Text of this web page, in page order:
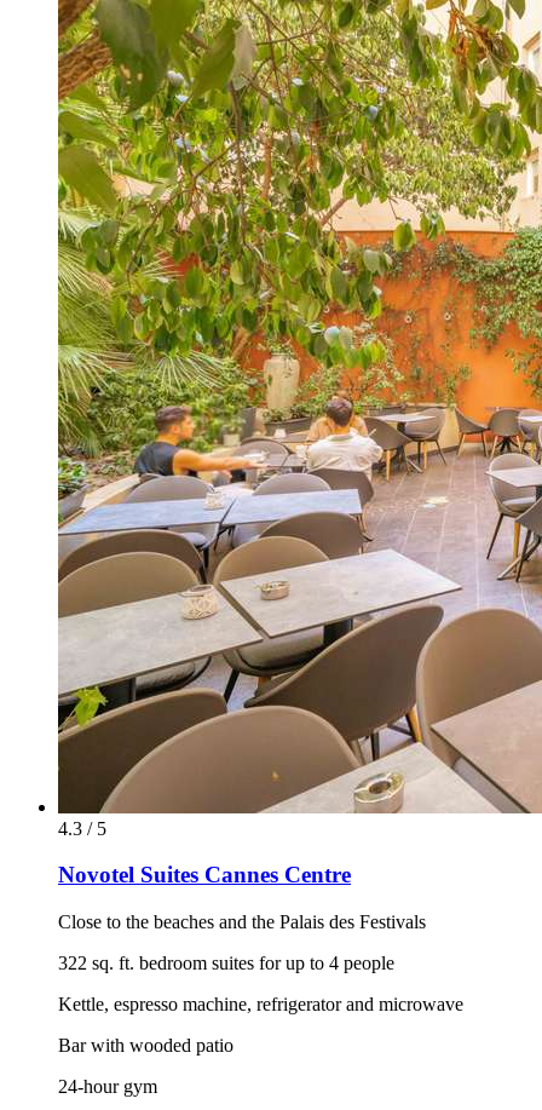
4.3 / 5
Novotel Suites Cannes Centre
Close to the beaches and the Palais des Festivals
322 sq. ft. bedroom suites for up to 4 people
Kettle, espresso machine, refrigerator and microwave
Bar with wooded patio
24-hour gym